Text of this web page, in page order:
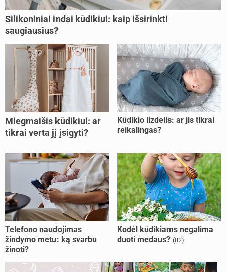
Silikoniniai indai kūdikiui: kaip išsirinkti
saugiausius?
Miegmaišis kūdikiui: ar
tikrai verta jį įsigyti?
Kūdikio lizdelis: ar jis tikrai
reikalingas?
Telefono naudojimas
žindymo metu: ką svarbu
žinoti?
Kodėl kūdikiams negalima
duoti medaus? (82)